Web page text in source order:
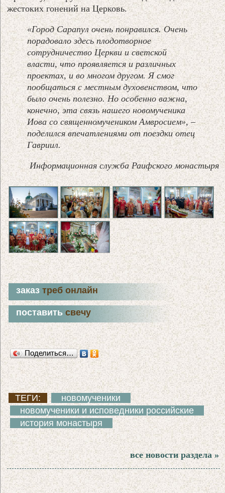
жестоких гонений на Церковь.
«Город Сарапул очень понравился. Очень
порадовало здесь плодотворное
сотрудничество Церкви и светской
власти, что проявляется и различных
проектах, и во многом другом. Я смог
пообщаться с местным духовенством, что
было очень полезно. Но особенно важна,
конечно, эта связь нашего новомученика
Иова со священномучеником Амвросием», –
поделился впечатлениями от поездки отец
Гавриил.
Информационная служба Раифского монастыря
заказтреб онлайн
поставитьсвечу
Поделиться…
ТЕГИ:
новомученики
новомученики и исповедники российские
история монастыря
все новости раздела »